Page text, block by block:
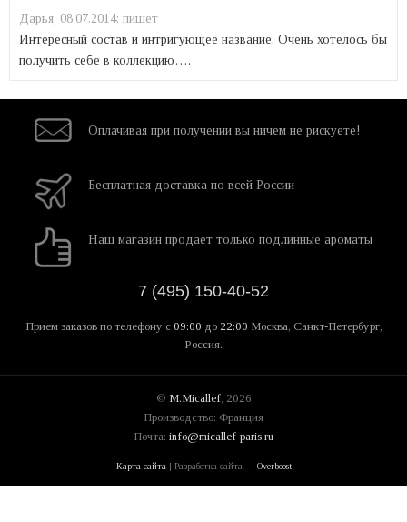
Дарья, 08.07.2014: пишет
Интересный состав и интригующее название. Очень хотелось бы
получить себе в коллекцию….
Оплачивая при получении вы ничем не рискуете!
Бесплатная доставка по всей России
Наш магазин продает только подлинные ароматы
7 (495) 150-40-52
Прием заказов по телефону с 09:00 до 22:00 Москва, Санкт-Петербург,
Россия.
© M.Micallef, 2026
Производство: Франция
Почта: info@micallef-paris.ru
Карта сайта | Разработка сайта — Overboost